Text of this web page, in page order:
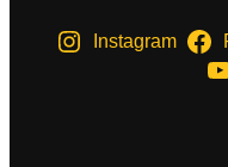
Instagram